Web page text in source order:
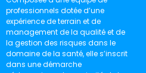
professionnels dotée d’une
expérience de terrain et de
management de la qualité et de
la gestion des risques dans le
domaine de la santé, elle s’inscrit
dans une démarche